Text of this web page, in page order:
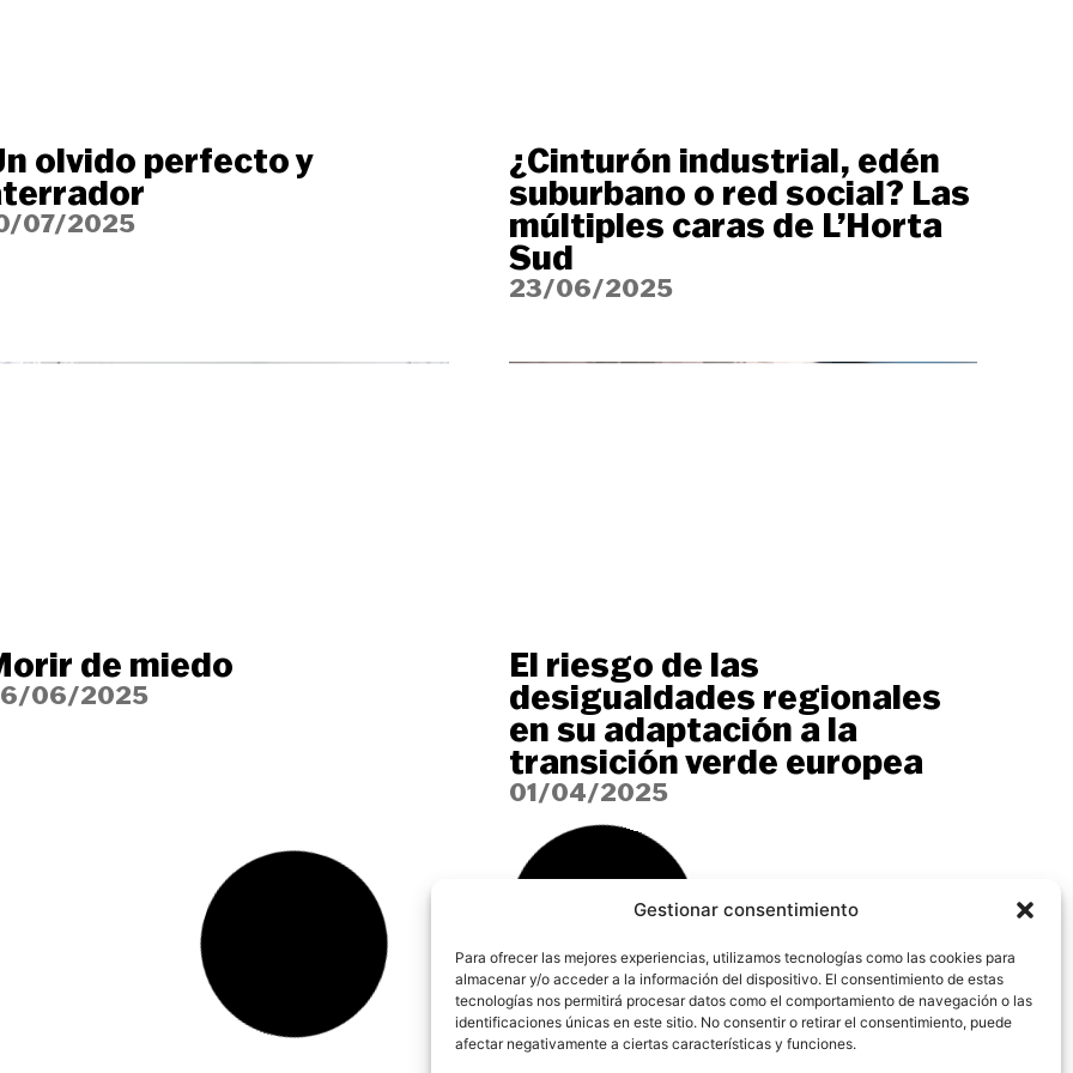
Gestionar consentimiento
Para ofrecer las mejores experiencias, utilizamos tecnologías como las cookies para
almacenar y/o acceder a la información del dispositivo. El consentimiento de estas
tecnologías nos permitirá procesar datos como el comportamiento de navegación o las
identificaciones únicas en este sitio. No consentir o retirar el consentimiento, puede
afectar negativamente a ciertas características y funciones.
olvido perfecto y
07/2025
¿Cinturón industrial, edén
suburbano o red social? Las
múltiples caras de L’Horta
Sud
23/06/2025
de miedo
06/2025
El riesgo de las
desigualdades regionales
en su adaptación a la
transición verde europea
01/04/2025